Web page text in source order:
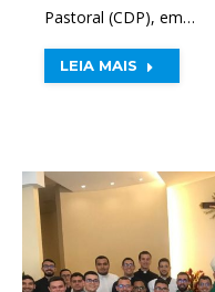
Pastoral (CDP), em…
LEIA MAIS